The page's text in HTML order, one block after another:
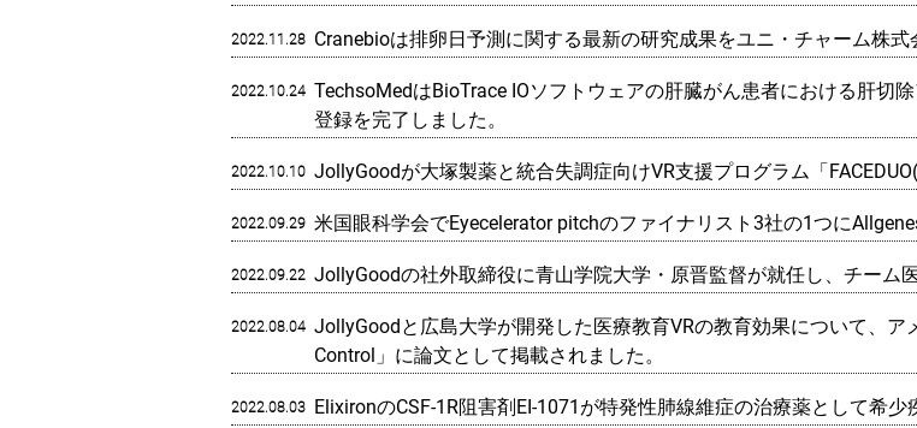
2022.11.28 Cranebioは排卵日予測に関する最新の研究成果をユニ・チャーム株式
2022.10.24 TechsoMedはBioTrace IOソフトウェアの肝臓がん患者における肝切
登録を完了しました。
2022.10.10 JollyGoodが大塚製薬と統合失調症向けVR支援プログラム「
2022.09.29 米国眼科学会でEyecelerator pitchのファイナリスト3社の1つに
2022.09.22 JollyGoodの社外取締役に青山学院大学・原晋監督が就任し、チーム
2022.08.04 JollyGoodと広島大学が開発した医療教育VRの教育効果について、
Control」に論文として掲載されました。
2022.08.03 ElixironのCSF-1R阻害剤EI-1071が特発性肺線維症の治療薬として希少